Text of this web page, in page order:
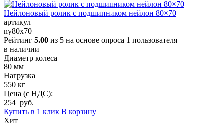
Нейлоновый ролик с подшипником нейлон 80×70
артикул
ny80x70
Рейтинг 5.00 из 5 на основе опроса 1 пользователя
в наличии
Диаметр колеса
80 мм
Нагрузка
550 кг
Цена (с НДС):
254 руб.
Купить в 1 клик В корзину
Хит